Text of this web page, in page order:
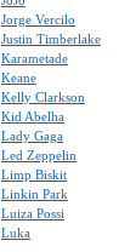
Jorge Vercilo
Justin Timberlake
Karametade
Keane
Kelly Clarkson
Kid Abelha
Lady Gaga
Led Zeppelin
Limp Biskit
Linkin Park
Luiza Possi
Luka